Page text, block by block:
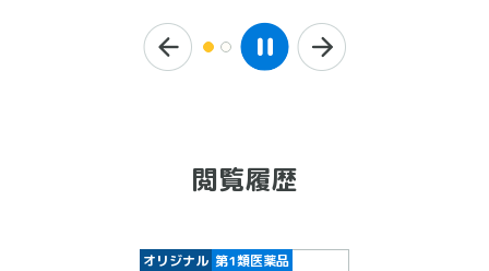
閲覧履歴
オリジナル 第1類医薬品